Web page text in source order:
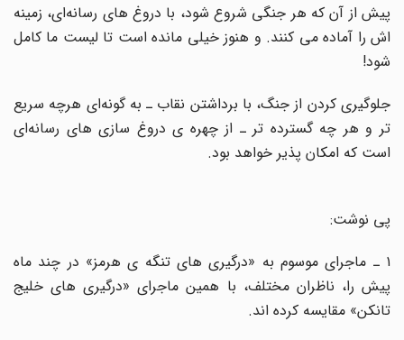
پیش از آن که هر جنگی شروع شود، با دروغ های رسانه‌ای، زمینه
اش را آماده می کنند. و هنوز خیلی مانده است تا لیست ما کامل
شود!
جلوگیری کردن از جنگ، با برداشتن نقاب ـ به گونه‌ای هرچه سریع
تر و هر چه گسترده تر ـ از چهره ی دروغ سازی های رسانه‌ای
است که امکان پذیر خواهد بود.
پی نوشت:
۱ ـ ماجرای موسوم به «درگیری های تنگه ی هرمز» در چند ماه
پیش را، ناظران مختلف، با همین ماجرای «درگیری های خلیج
تانکن» مقایسه کرده اند.